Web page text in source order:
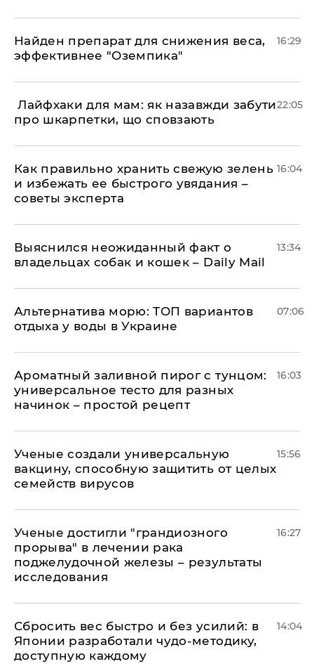
Найден препарат для снижения веса,
эффективнее "Оземпика"
16:29
​ Лайфхаки для мам: як назавжди забути
про шкарпетки, що сповзають
22:05
Как правильно хранить свежую зелень
и избежать ее быстрого увядания –
советы эксперта
16:04
Выяснился неожиданный факт о
владельцах собак и кошек – Daily Mail
13:34
Альтернатива морю: ТОП вариантов
отдыха у воды в Украине
07:06
Ароматный заливной пирог с тунцом:
универсальное тесто для разных
начинок – простой рецепт
16:03
Ученые создали универсальную
вакцину, способную защитить от целых
семейств вирусов
15:56
Ученые достигли "грандиозного
прорыва" в лечении рака
поджелудочной железы – результаты
исследования
16:27
Сбросить вес быстро и без усилий: в
Японии разработали чудо-методику,
доступную каждому
14:04